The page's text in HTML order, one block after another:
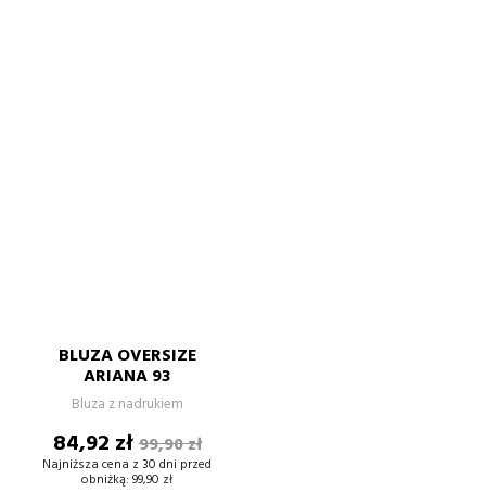
BLUZA OVERSIZE
ARIANA 93
Bluza z nadrukiem
Cena
84,92 złCena
podstawowa
99,90 zł
Najniższa cena z 30 dni przed
obniżką: 99,90 zł